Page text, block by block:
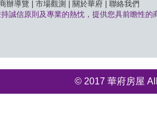
辦導覽 市場觀測 關於華府
聯絡我們
誠信原則及專業的熱忱，提供您具前瞻性的
© 2017 華府房屋